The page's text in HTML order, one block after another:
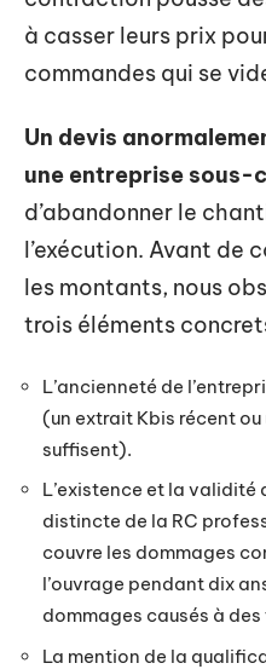
à casser leurs prix
commandes qui se
Un devis
une entreprise sous-
d’abandonner le
l’exécution. Avant de
les montants, nous
trois éléments
L’ancienneté de
(un extrait Kbis récent
suffisent).
L’existence et la validité
distincte de la RC
couvre les dommages
l’ouvrage pendant dix
dommages causés à
La mention de la